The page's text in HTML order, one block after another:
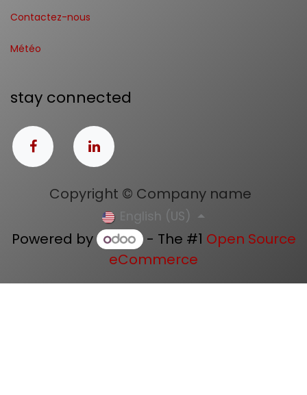
Contactez-nous
Météo
stay connected
Copyright © Company name
English (US)
Powered by - The #1 Open Source
eCommerce